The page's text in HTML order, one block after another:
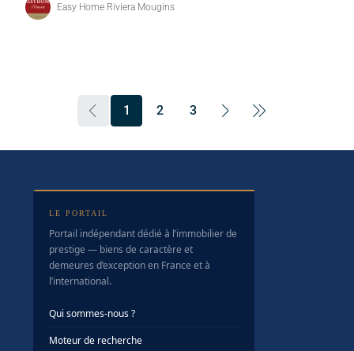
Easy Home Riviera Mougins
1 2 3
LE PORTAIL
Portail indépendant dédié à l’immobilier de
prestige — biens de caractère et
demeures d’exception en France et à
l’international.
Qui sommes-nous ?
Moteur de recherche